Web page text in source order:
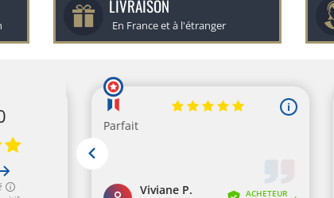
LIVRAISON
En France et à l'étranger